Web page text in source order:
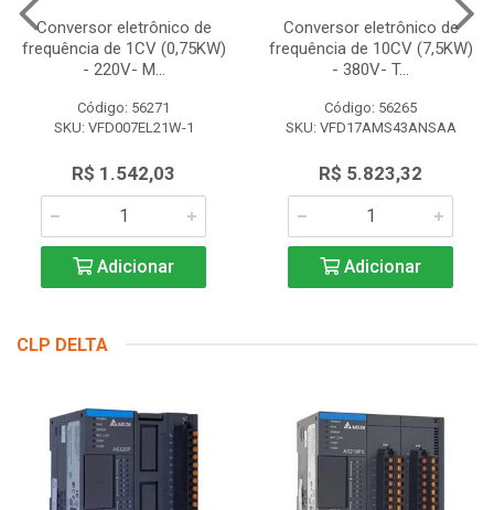
Conversor eletrônico de
frequência de 1CV (0,75KW)
- 220V- M...
Código: 56271
SKU: VFD007EL21W-1
R$ 1.542,03
Adicionar
Conversor eletrônico de
frequência de 10CV (7,5KW)
- 380V- T...
Código: 56265
SKU: VFD17AMS43ANSAA
R$ 5.823,32
Adicionar
CLP DELTA